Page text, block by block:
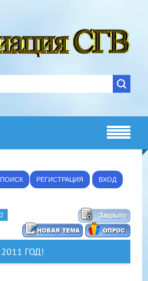
ПОИСК РЕГИСТРАЦИЯ ВХОД
2
ГОД!